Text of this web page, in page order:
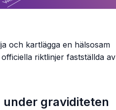
6.4 - 11.2 lbs
8.2 - 13.4 lbs
och kartlägga en hälsosam
riktlinjer fastställda av
graviditeten